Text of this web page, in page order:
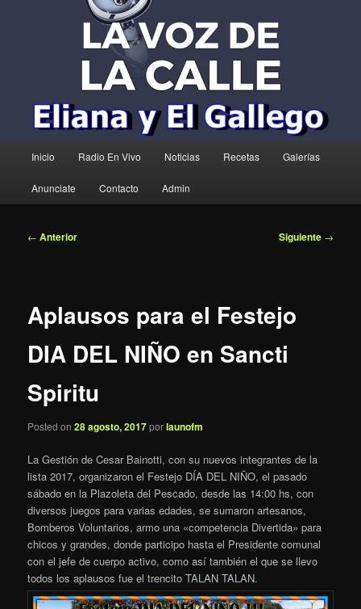
principal
Inicio Radio En Vivo Noticias Recetas Galerías
Anunciate Contacto Admin
Navegación
← Anterior Siguiente →
Aplausos para el Festejo
DIA DEL NIÑO en Sancti
Spiritu
Posted on28 agosto, 2017porlaunofm
La Gestión de Cesar Bainotti, con su nuevos integrantes de la
lista 2017, organizaron el Festejo DÍA DEL NIÑO, el pasado
sábado en la Plazoleta del Pescado, desde las 14:00 hs, con
diversos juegos para varias edades, se sumaron artesanos,
Bomberos Voluntarios, armo una «competencia Divertida» para
chicos y grandes, donde participo hasta el Presidente comunal
con el jefe de cuerpo activo, como así también el que se llevo
todos los aplausos fue el trencito TALAN TALAN.